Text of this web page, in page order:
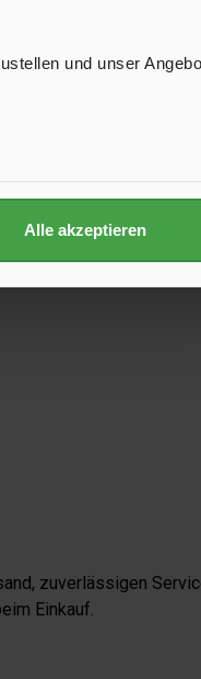
und unser
Alle akzeptieren
zuverlässigen
Einkauf.